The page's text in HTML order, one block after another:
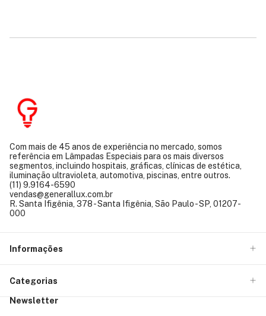
Com mais de 45 anos de experiência no mercado, somos
referência em Lâmpadas Especiais para os mais diversos
segmentos, incluindo hospitais, gráficas, clínicas de estética,
iluminação ultravioleta, automotiva, piscinas, entre outros.
(11) 9.9164-6590
vendas@generallux.com.br
R. Santa Ifigênia, 378 - Santa Ifigênia, São Paulo - SP, 01207-
000
Informações
Categorias
Newsletter